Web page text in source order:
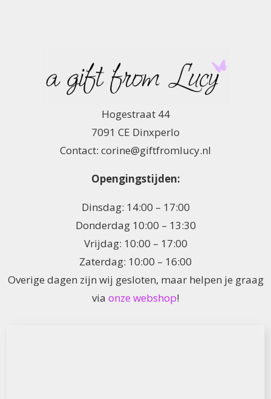
Hogestraat 44
7091 CE Dinxperlo
Contact: corine@giftfromlucy.nl
Opengingstijden:
Dinsdag: 14:00 – 17:00
Donderdag 10:00 – 13:30
Vrijdag: 10:00 – 17:00
Zaterdag: 10:00 – 16:00
Overige dagen zijn wij gesloten, maar helpen je graag
via onze webshop!